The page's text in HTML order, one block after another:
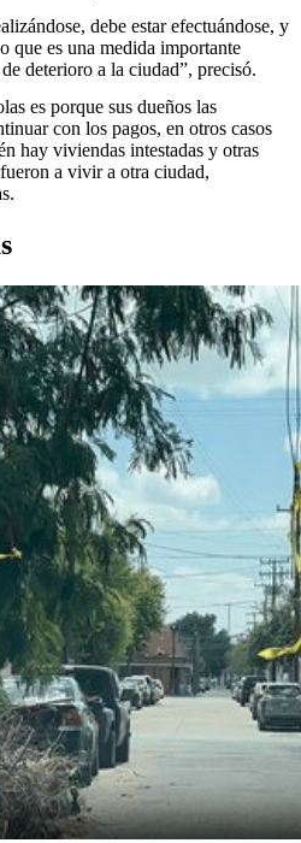
debe estar efectuándose, y
que es una medida importante
deterioro a la ciudad”, precisó.
es porque sus dueños las
con los pagos, en otros casos
hay viviendas intestadas y otras
a vivir a otra ciudad,